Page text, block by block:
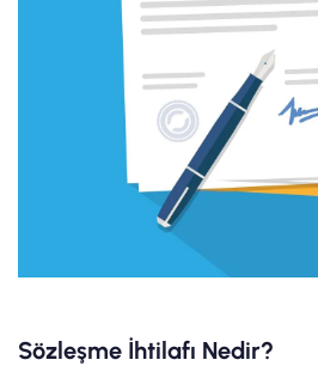
Sözleşme İhtilafı Nedir?